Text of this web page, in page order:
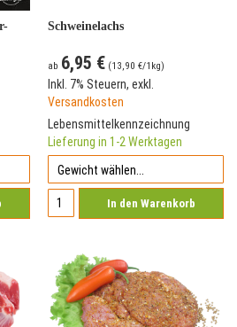
Schweinelachs
ab 6,95 € (13,90 €/1kg)
Inkl. 7% Steuern, exkl.
Versandkosten
Lebensmittelkennzeichnung
Lieferung in 1-2 Werktagen
In den Warenkorb